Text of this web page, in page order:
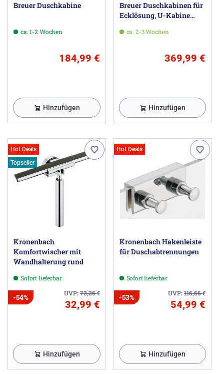
Breuer Duschkabine
ca. 1-2 Wochen
184,99 €
Hinzufügen
Breuer Duschkabinen für
Ecklösung, U-Kabine
ca. 2-3 Wochen
369,99 €
Hinzufügen
Hot Deals
Topseller
Kronenbach
Komfortwischer mit
Wandhalterung rund
Sofort lieferbar
UVP:72,26€
-54%
32,99 €
Hinzufügen
Hot Deals
Kronenbach Hakenleiste
für Duschabtrennungen
Sofort lieferbar
UVP:116,66€
-53%
54,99 €
Hinzufügen